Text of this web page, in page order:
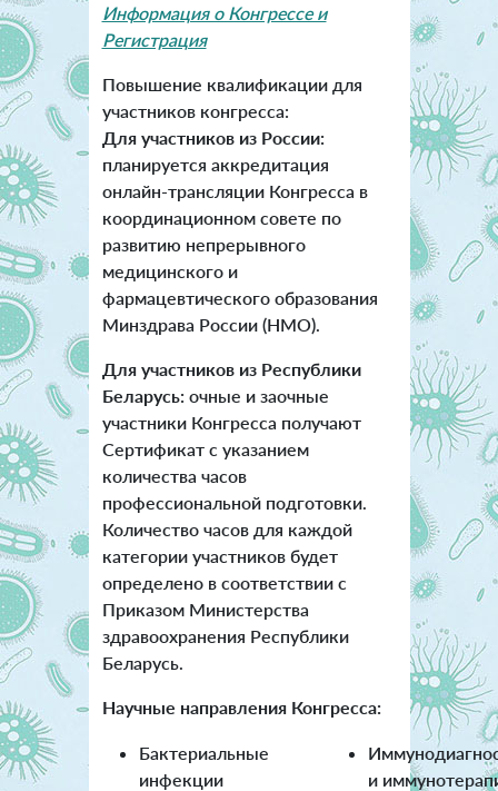
Информация о Конгрессе и
Регистрация
Повышение квалификации для
участников конгресса:
Для участников из России:
планируется аккредитация
онлайн-трансляции Конгресса в
координационном совете по
развитию непрерывного
медицинского и
фармацевтического образования
Минздрава России (НМО).
Для участников из Республики
Беларусь: очные и заочные
участники Конгресса получают
Сертификат с указанием
количества часов
профессиональной подготовки.
Количество часов для каждой
категории участников будет
определено в соответствии с
Приказом Министерства
здравоохранения Республики
Беларусь.
Научные направления Конгресса:
Бактериальные
инфекции
и